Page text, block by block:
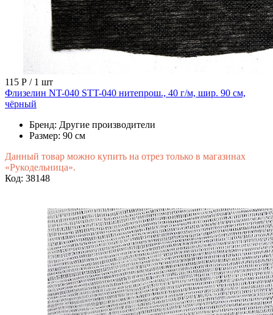
115 Р / 1 шт
Флизелин NT-040 STT-040 нитепрош., 40 г/м, шир. 90 см,
чёрный
Бренд: Другие производители
Размер: 90 см
Данный товар можно купить на отрез только в магазинах
«Рукодельница».
Код: 38148